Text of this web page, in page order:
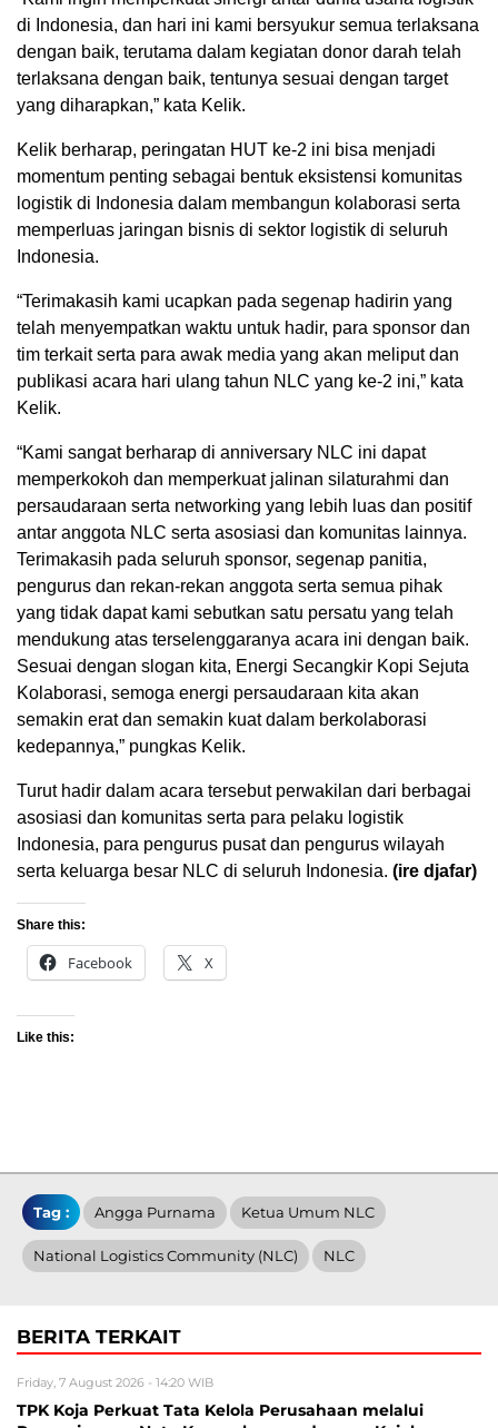
di Indonesia, dan hari ini kami bersyukur semua terlaksana
dengan baik, terutama dalam kegiatan donor darah telah
terlaksana dengan baik, tentunya sesuai dengan target
yang diharapkan,” kata Kelik.
Kelik berharap, peringatan HUT ke-2 ini bisa menjadi
momentum penting sebagai bentuk eksistensi komunitas
logistik di Indonesia dalam membangun kolaborasi serta
memperluas jaringan bisnis di sektor logistik di seluruh
Indonesia.
“Terimakasih kami ucapkan pada segenap hadirin yang
telah menyempatkan waktu untuk hadir, para sponsor dan
tim terkait serta para awak media yang akan meliput dan
publikasi acara hari ulang tahun NLC yang ke-2 ini,” kata
Kelik.
“Kami sangat berharap di anniversary NLC ini dapat
memperkokoh dan memperkuat jalinan silaturahmi dan
persaudaraan serta networking yang lebih luas dan positif
antar anggota NLC serta asosiasi dan komunitas lainnya.
Terimakasih pada seluruh sponsor, segenap panitia,
pengurus dan rekan-rekan anggota serta semua pihak
yang tidak dapat kami sebutkan satu persatu yang telah
mendukung atas terselenggaranya acara ini dengan baik.
Sesuai dengan slogan kita, Energi Secangkir Kopi Sejuta
Kolaborasi, semoga energi persaudaraan kita akan
semakin erat dan semakin kuat dalam berkolaborasi
kedepannya,” pungkas Kelik.
Turut hadir dalam acara tersebut perwakilan dari berbagai
asosiasi dan komunitas serta para pelaku logistik
Indonesia, para pengurus pusat dan pengurus wilayah
serta keluarga besar NLC di seluruh Indonesia. (ire djafar)
Share this:
Facebook X
Like this:
Tag : Angga Purnama Ketua Umum NLC
National Logistics Community (NLC) NLC
BERITA TERKAIT
Friday, 7 August 2026 - 14:20 WIB
TPK Koja Perkuat Tata Kelola Perusahaan melalui